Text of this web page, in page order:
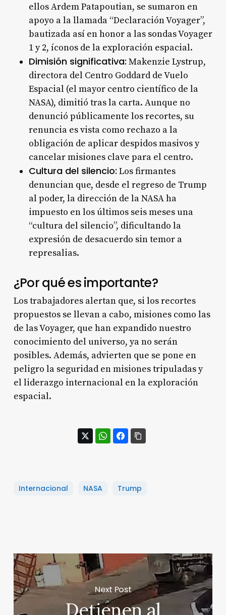
ellos Ardem Patapoutian, se sumaron en
apoyo a la llamada “Declaración Voyager”,
bautizada así en honor a las sondas Voyager
1 y 2, íconos de la exploración espacial.
Dimisión significativa: Makenzie Lystrup,
directora del Centro Goddard de Vuelo
Espacial (el mayor centro científico de la
NASA), dimitió tras la carta. Aunque no
denunció públicamente los recortes, su
renuncia es vista como rechazo a la
obligación de aplicar despidos masivos y
cancelar misiones clave para el centro.
Cultura del silencio: Los firmantes
denuncian que, desde el regreso de Trump
al poder, la dirección de la NASA ha
impuesto en los últimos seis meses una
“cultura del silencio”, dificultando la
expresión de desacuerdo sin temor a
represalias.
¿Por qué es importante?
Los trabajadores alertan que, si los recortes
propuestos se llevan a cabo, misiones como las
de las Voyager, que han expandido nuestro
conocimiento del universo, ya no serán
posibles. Además, advierten que se pone en
peligro la seguridad en misiones tripuladas y
el liderazgo internacional en la exploración
espacial.
Internacional NASA Trump
Next Post
Detienen al